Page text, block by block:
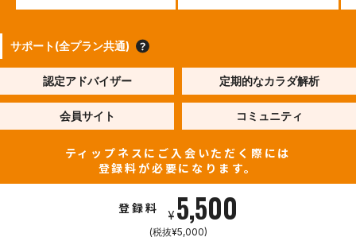
サポート(全プラン共通)
認定アドバイザー 定期的なカラダ解析
会員サイト コミュニティ
ティップネスにご入会いただく際には
登録料が必要になります。
登録料 ¥5,500
(税抜¥5,000)